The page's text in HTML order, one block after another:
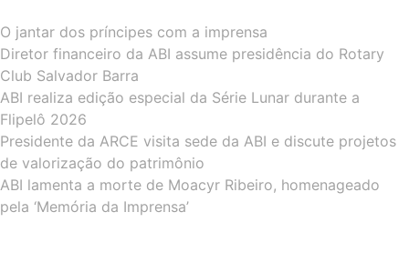
O jantar dos príncipes com a imprensa
Diretor financeiro da ABI assume presidência do Rotary
Club Salvador Barra
ABI realiza edição especial da Série Lunar durante a
Flipelô 2026
Presidente da ARCE visita sede da ABI e discute projetos
de valorização do patrimônio
ABI lamenta a morte de Moacyr Ribeiro, homenageado
pela ‘Memória da Imprensa’